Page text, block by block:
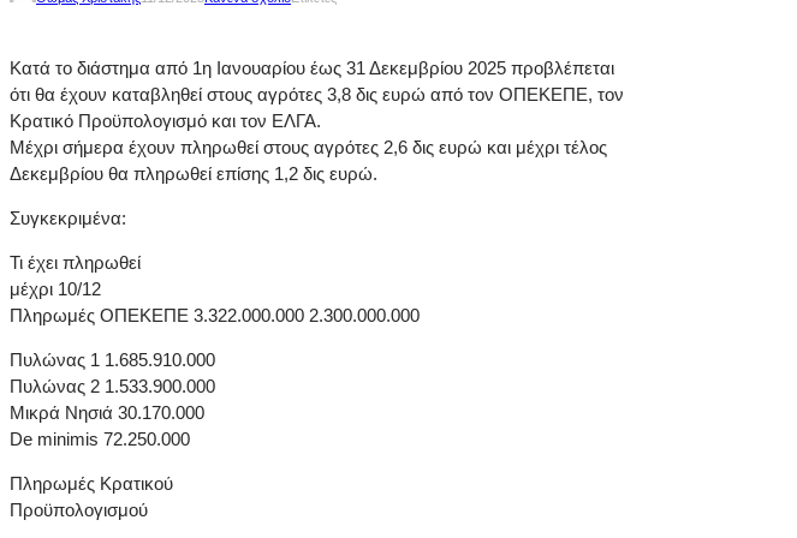
Κατά το διάστημα από 1η Ιανουαρίου έως 31 Δεκεμβρίου 2025 προβλέπεται
ότι θα έχουν καταβληθεί στους αγρότες 3,8 δις ευρώ από τον ΟΠΕΚΕΠΕ, τον
Κρατικό Προϋπολογισμό και τον ΕΛΓΑ.
Μέχρι σήμερα έχουν πληρωθεί στους αγρότες 2,6 δις ευρώ και μέχρι τέλος
Δεκεμβρίου θα πληρωθεί επίσης 1,2 δις ευρώ.
Συγκεκριμένα:
Τι έχει πληρωθεί
μέχρι 10/12
Πληρωμές ΟΠΕΚΕΠΕ 3.322.000.000 2.300.000.000
Πυλώνας 1 1.685.910.000
Πυλώνας 2 1.533.900.000
Μικρά Νησιά 30.170.000
De minimis 72.250.000
Πληρωμές Κρατικού
Προϋπολογισμού